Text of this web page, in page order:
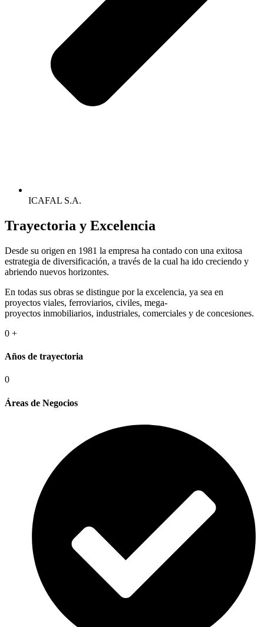
ICAFAL S.A.
Trayectoria y Excelencia
Desde su origen en 1981 la empresa ha contado con una exitosa
estrategia de diversificación, a través de la cual ha ido creciendo y
abriendo nuevos horizontes.
En todas sus obras se distingue por la excelencia, ya sea en
proyectos viales, ferroviarios, civiles, mega-
proyectos inmobiliarios, industriales, comerciales y de concesiones.
0 +
Años de trayectoria
0
Áreas de Negocios